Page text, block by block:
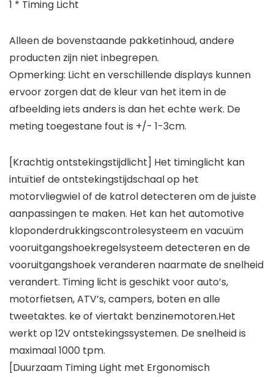
1 * Timing Licht
Alleen de bovenstaande pakketinhoud, andere
producten zijn niet inbegrepen.
Opmerking: Licht en verschillende displays kunnen
ervoor zorgen dat de kleur van het item in de
afbeelding iets anders is dan het echte werk. De
meting toegestane fout is +/- 1-3cm.
[Krachtig ontstekingstijdlicht] Het timinglicht kan
intuïtief de ontstekingstijdschaal op het
motorvliegwiel of de katrol detecteren om de juiste
aanpassingen te maken. Het kan het automotive
kloponderdrukkingscontrolesysteem en vacuüm
vooruitgangshoekregelsysteem detecteren en de
vooruitgangshoek veranderen naarmate de snelheid
verandert. Timing licht is geschikt voor auto’s,
motorfietsen, ATV’s, campers, boten en alle
tweetaktes. ke of viertakt benzinemotoren.Het
werkt op 12V ontstekingssystemen. De snelheid is
maximaal 1000 tpm.
[Duurzaam Timing Light met Ergonomisch